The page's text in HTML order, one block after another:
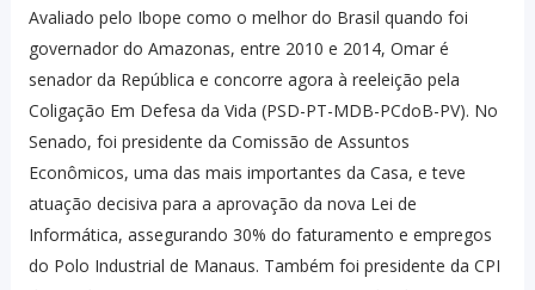
Avaliado pelo Ibope como o melhor do Brasil quando foi
governador do Amazonas, entre 2010 e 2014, Omar é
senador da República e concorre agora à reeleição pela
Coligação Em Defesa da Vida (PSD-PT-MDB-PCdoB-PV). No
Senado, foi presidente da Comissão de Assuntos
Econômicos, uma das mais importantes da Casa, e teve
atuação decisiva para a aprovação da nova Lei de
Informática, assegurando 30% do faturamento e empregos
do Polo Industrial de Manaus. Também foi presidente da CPI